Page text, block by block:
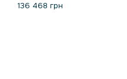
136 468 грн